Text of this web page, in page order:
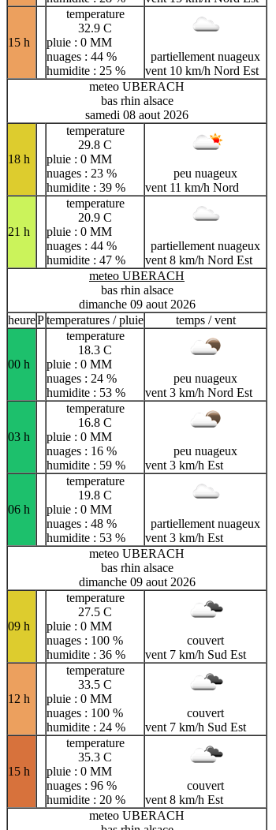
15 h
temperature
32.9 C
pluie : 0 MM
nuages : 44 %
humidite : 25 %
partiellement nuageux
vent 10 km/h Nord Est
meteo UBERACH
bas rhin alsace
samedi 08 aout 2026
18 h
temperature
29.8 C
pluie : 0 MM
nuages : 23 %
humidite : 39 %
peu nuageux
vent 11 km/h Nord
21 h
temperature
20.9 C
pluie : 0 MM
nuages : 44 %
humidite : 47 %
partiellement nuageux
vent 8 km/h Nord Est
meteo UBERACH
bas rhin alsace
dimanche 09 aout 2026
heurePtemperatures / pluie temps / vent
00 h
temperature
18.3 C
pluie : 0 MM
nuages : 24 %
humidite : 53 %
peu nuageux
vent 3 km/h Nord Est
03 h
temperature
16.8 C
pluie : 0 MM
nuages : 16 %
humidite : 59 %
peu nuageux
vent 3 km/h Est
06 h
temperature
19.8 C
pluie : 0 MM
nuages : 48 %
humidite : 53 %
partiellement nuageux
vent 3 km/h Est
meteo UBERACH
bas rhin alsace
dimanche 09 aout 2026
09 h
temperature
27.5 C
pluie : 0 MM
nuages : 100 %
humidite : 36 %
couvert
vent 7 km/h Sud Est
12 h
temperature
33.5 C
pluie : 0 MM
nuages : 100 %
humidite : 24 %
couvert
vent 7 km/h Sud Est
15 h
temperature
35.3 C
pluie : 0 MM
nuages : 96 %
humidite : 20 %
couvert
vent 8 km/h Est
meteo UBERACH